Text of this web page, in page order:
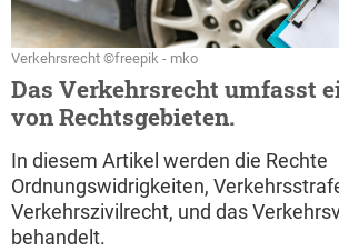
Verkehrsrecht ©freepik - mko
Das Verkehrsrecht umfasst
von Rechtsgebieten.
In diesem Artikel werden die Rechte
Ordnungswidrigkeiten,
Verkehrszivilrecht, und das
behandelt.